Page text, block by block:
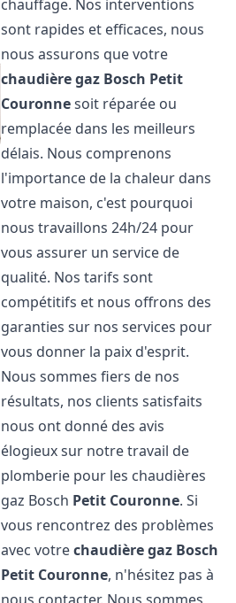
chauffage. Nos interventions
sont rapides et efficaces, nous
nous assurons que votre
chaudière gaz Bosch Petit
Couronnesoit réparée ou
remplacée dans les meilleurs
délais. Nous comprenons
l'importance de la chaleur dans
votre maison, c'est pourquoi
nous travaillons 24h/24 pour
vous assurer un service de
qualité. Nos tarifs sont
compétitifs et nous offrons des
garanties sur nos services pour
vous donner la paix d'esprit.
Nous sommes fiers de nos
résultats, nos clients satisfaits
nous ont donné des avis
élogieux sur notre travail de
plomberie pour les chaudières
gaz Bosch Petit Couronne. Si
vous rencontrez des problèmes
avec votrechaudière gaz Bosch
Petit Couronne, n'hésitez pas à